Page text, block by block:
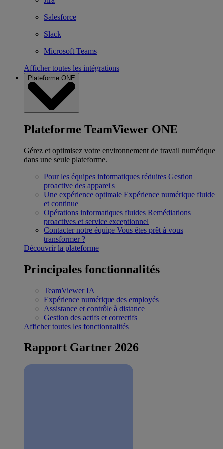
Salesforce
Slack
Microsoft Teams
Afficher toutes les intégrations
Plateforme ONE
Plateforme TeamViewer ONE
Gérez et optimisez votre environnement de travail numérique
dans une seule plateforme.
Pour les équipes informatiques réduites Gestion
proactive des appareils
Une expérience optimale Expérience numérique fluide
et continue
Opérations informatiques fluides Remédiations
proactives et service exceptionnel
Contacter notre équipe Vous êtes prêt à vous
transformer ?
Découvrir la plateforme
Principales fonctionnalités
TeamViewer IA
Expérience numérique des employés
Assistance et contrôle à distance
Gestion des actifs et correctifs
Afficher toutes les fonctionnalités
Rapport Gartner 2026